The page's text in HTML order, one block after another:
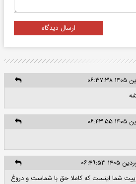
ارسال دیدگاه
شما اینست که کاملا حق با شماست و دروغ